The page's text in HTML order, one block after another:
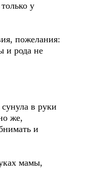
у
пожелания:
и рода не
в руки
же,
и
мамы,